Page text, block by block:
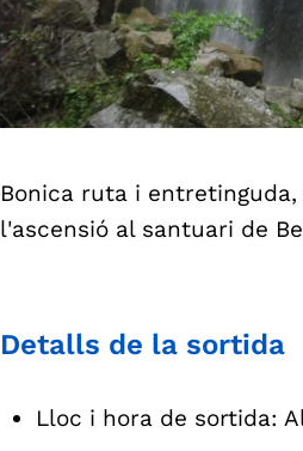
Bonica ruta i
l'ascensió al santuari de
Detalls de la sortida
Lloc i hora de sortida: